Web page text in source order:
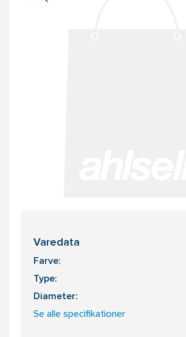
Varedata
Farve:
Type:
Diameter:
Se alle specifikationer